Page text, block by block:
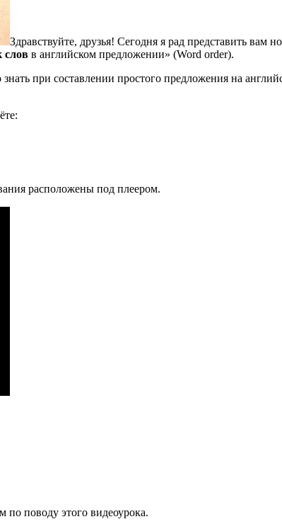
Здравствуйте, друзья! Сегодня я рад представить
слов в английском предложении» (Word order).
при составлении простого предложения на
расположены под плеером.
по поводу этого видеоурока.